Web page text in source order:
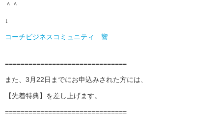
＾＾
↓
コーチビジネスコミュニティ 響
===============================
また、3月22日までにお申込みされた方には、
【先着特典】を差し上げます。
===============================